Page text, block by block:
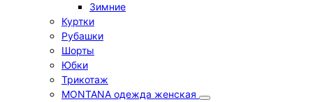
Зимние
Куртки
Рубашки
Шорты
Юбки
Трикотаж
MONTANA одежда женская